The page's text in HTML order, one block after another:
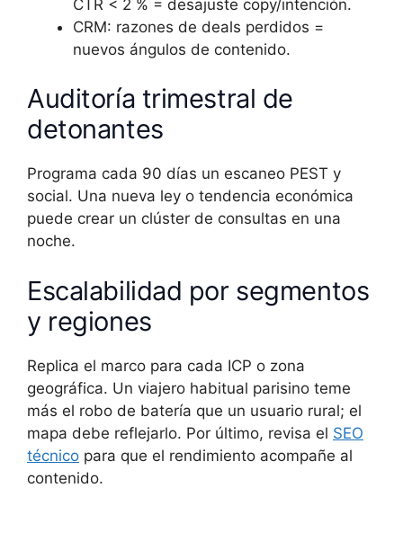
CTR < 2 % = desajuste copy/intención.
CRM: razones de deals perdidos =
nuevos ángulos de contenido.
Auditoría trimestral de
detonantes
Programa cada 90 días un escaneo PEST y
social. Una nueva ley o tendencia económica
puede crear un clúster de consultas en una
noche.
Escalabilidad por segmentos
y regiones
Replica el marco para cada ICP o zona
geográfica. Un viajero habitual parisino teme
más el robo de batería que un usuario rural; el
mapa debe reflejarlo. Por último, revisa el SEO
técnico para que el rendimiento acompañe al
contenido.